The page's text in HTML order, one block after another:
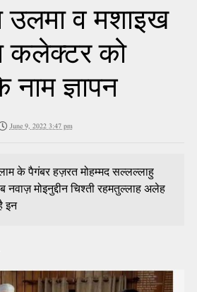
व मशाइख
कलेक्टर को
नाम ज्ञापन
June 9, 2022 3:47 pm
के पैगंबर हज़रत मोहम्मद सल्लल्लाहु
मोइनुद्दीन चिश्ती रहमतुल्लाह अलेह
इन